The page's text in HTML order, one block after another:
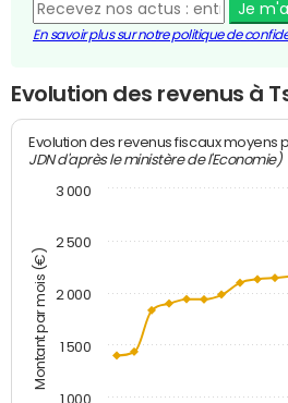
Je
En savoir plus sur notre politique de
Evolution des revenus à
Montant par mois (€)
Evolution des revenus fiscaux moyens
JDN d'après le ministère de l'Economie)
1 000
1 500
2 000
2 500
3 000